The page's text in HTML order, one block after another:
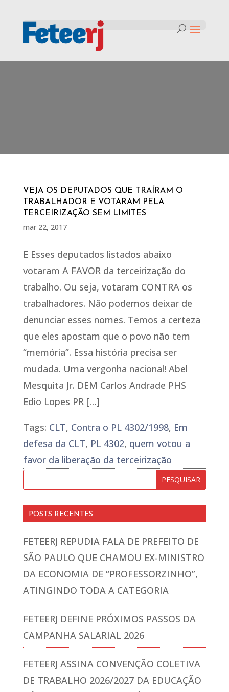
VEJA OS DEPUTADOS QUE TRAÍRAM O
TRABALHADOR E VOTARAM PELA
TERCEIRIZAÇÃO SEM LIMITES
mar 22, 2017
E Esses deputados listados abaixo
votaram A FAVOR da terceirização do
trabalho. Ou seja, votaram CONTRA os
trabalhadores. Não podemos deixar de
denunciar esses nomes. Temos a certeza
que eles apostam que o povo não tem
“memória”. Essa história precisa ser
mudada. Uma vergonha nacional! Abel
Mesquita Jr. DEM Carlos Andrade PHS
Edio Lopes PR […]
Tags: CLT, Contra o PL 4302/1998, Em
defesa da CLT, PL 4302, quem votou a
favor da liberação da terceirização
POSTS RECENTES
FETEERJ REPUDIA FALA DE PREFEITO DE
SÃO PAULO QUE CHAMOU EX-MINISTRO
DA ECONOMIA DE “PROFESSORZINHO”,
ATINGINDO TODA A CATEGORIA
FETEERJ DEFINE PRÓXIMOS PASSOS DA
CAMPANHA SALARIAL 2026
FETEERJ ASSINA CONVENÇÃO COLETIVA
DE TRABALHO 2026/2027 DA EDUCAÇÃO